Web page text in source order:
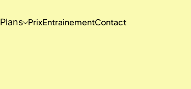
Plans PrixEntrainementContact